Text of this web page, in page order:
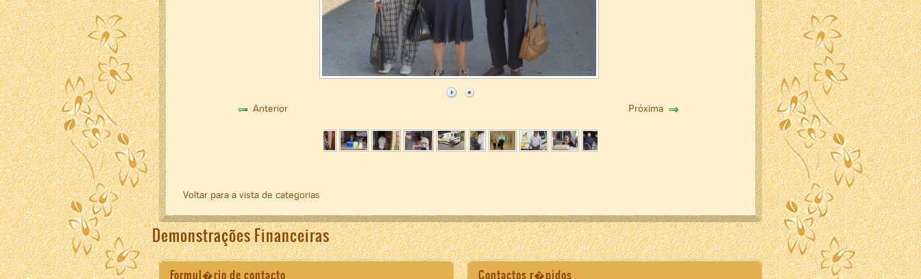
Anterior Próxima
Voltar para a vista de categorias
Demonstrações Financeiras
Formul�rio de contacto Contactos r�pidos